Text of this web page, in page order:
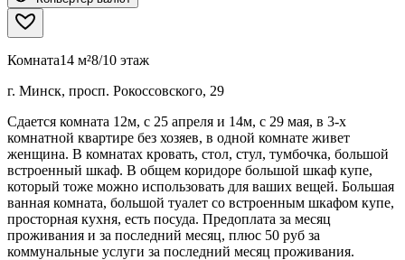
Комната14 м²8/10 этаж
г. Минск, просп. Рокоссовского, 29
Сдается комната 12м, с 25 апреля и 14м, с 29 мая, в 3-х
комнатной квартире без хозяев, в одной комнате живет
женщина. В комнатах кровать, стол, стул, тумбочка, большой
встроенный шкаф. В общем коридоре большой шкаф купе,
который тоже можно использовать для ваших вещей. Большая
ванная комната, большой туалет со встроенным шкафом купе,
просторная кухня, есть посуда. Предоплата за месяц
проживания и за последний месяц, плюс 50 руб за
коммунальные услуги за последний месяц проживания.